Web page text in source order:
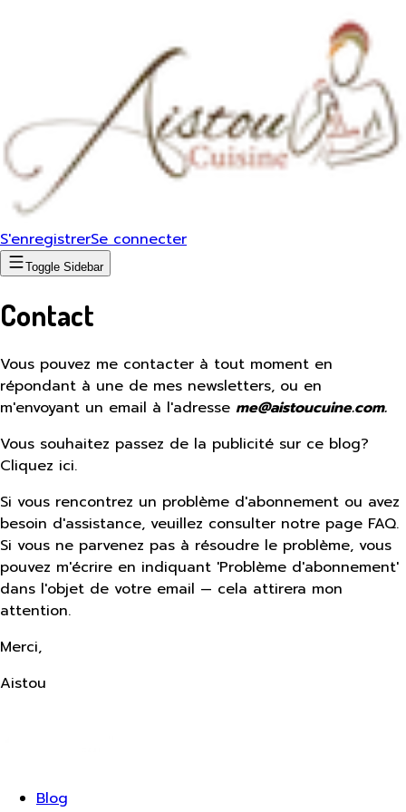
S'enregistrerSe connecter
Toggle Sidebar
Contact
Vous pouvez me contacter à tout moment en
répondant à une de mes newsletters, ou en
m'envoyant un email à l'adresse me@aistoucuine.com.
Vous souhaitez passez de la publicité sur ce blog?
Cliquez ici.
Si vous rencontrez un problème d'abonnement ou avez
besoin d'assistance, veuillez consulter notre page FAQ.
Si vous ne parvenez pas à résoudre le problème, vous
pouvez m'écrire en indiquant 'Problème d'abonnement'
dans l'objet de votre email — cela attirera mon
attention.
Merci,
Aistou
Blog